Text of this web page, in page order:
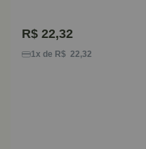
R$ 22,32
1x de R$ 22,32